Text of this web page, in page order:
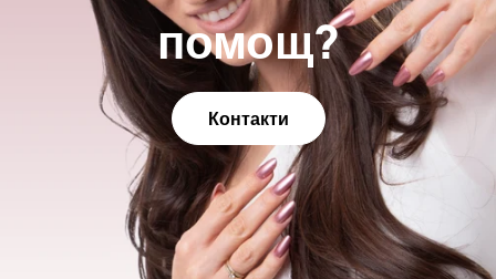
помощ?
Контакти